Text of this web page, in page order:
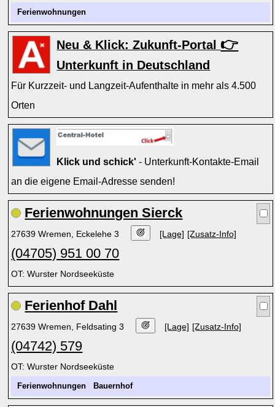
Ferienwohnungen
Neu & Klick: Zukunft-Portal 👉
Unterkunft in Deutschland
Für Kurzzeit- und Langzeit-Aufenthalte in mehr als 4.500
Orten
Klick und schick' - Unterkunft-Kontakte-Email
an die eigene Email-Adresse senden!
Ferienwohnungen Sierck
27639 Wremen, Eckelehe 3 [Lage] [Zusatz-Info]
(04705) 951 00 70
OT: Wurster Nordseeküste
Ferienhof Dahl
27639 Wremen, Feldsating 3 [Lage] [Zusatz-Info]
(04742) 579
OT: Wurster Nordseeküste
Ferienwohnungen Bauernhof